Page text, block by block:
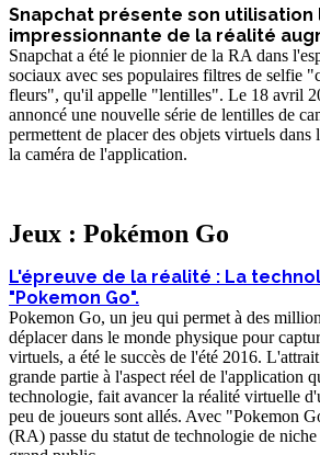
Snapchat présente son utilisation
impressionnante de la réalité
Snapchat a été le pionnier de la RA dans
sociaux avec ses populaires filtres de selfie
fleurs", qu'il appelle "lentilles". Le 18 avril
annoncé une nouvelle série de lentilles de
permettent de placer des objets virtuels dans
la caméra de l'application.
Jeux : Pokémon Go
L'épreuve de la réalité : La
"Pokemon Go".
Pokemon Go, un jeu qui permet à des
déplacer dans le monde physique pour
virtuels, a été le succès de l'été 2016.
grande partie à l'aspect réel de l'application
technologie, fait avancer la réalité virtuelle
peu de joueurs sont allés. Avec "Pokemon
(RA) passe du statut de technologie de